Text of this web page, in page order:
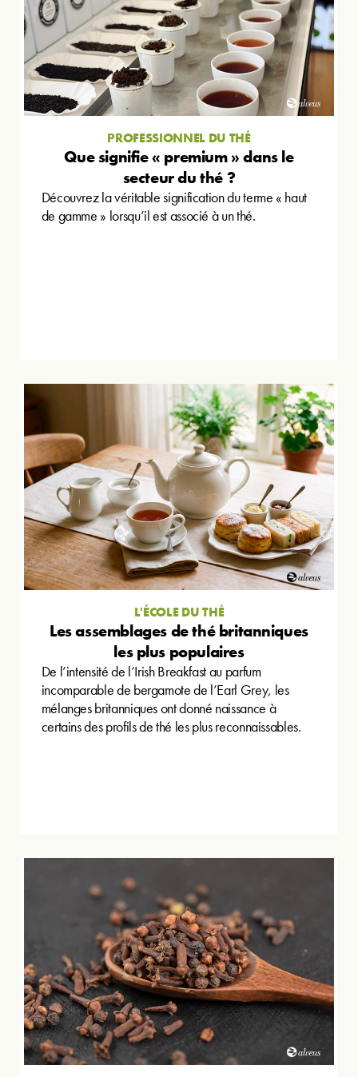
PROFESSIONNEL DU THÉ
Que signifie « premium » dans le
secteur du thé ?
Découvrez la véritable signification du terme « haut
de gamme » lorsqu’il est associé à un thé.
L'ÉCOLE DU THÉ
Les assemblages de thé britanniques
les plus populaires
De l’intensité de l’Irish Breakfast au parfum
incomparable de bergamote de l’Earl Grey, les
mélanges britanniques ont donné naissance à
certains des profils de thé les plus reconnaissables.